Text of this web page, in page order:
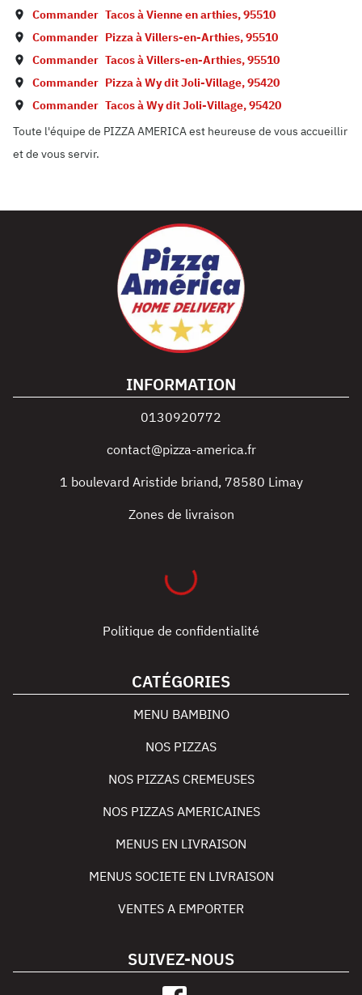
Commander Tacos àVienne en arthies,95510
Commander Pizza àVillers-en-Arthies,95510
Commander Tacos àVillers-en-Arthies,95510
Commander Pizza àWy dit Joli-Village,95420
Commander Tacos àWy dit Joli-Village,95420
Toute l'équipe de PIZZA AMERICA est heureuse de vous accueillir
et de vous servir.
INFORMATION
0130920772
contact@pizza-america.fr
1 boulevard Aristide briand, 78580 Limay
Zones de livraison
Politique de confidentialité
CATÉGORIES
MENU BAMBINO
NOS PIZZAS
NOS PIZZAS CREMEUSES
NOS PIZZAS AMERICAINES
MENUS EN LIVRAISON
MENUS SOCIETE EN LIVRAISON
VENTES A EMPORTER
SUIVEZ-NOUS